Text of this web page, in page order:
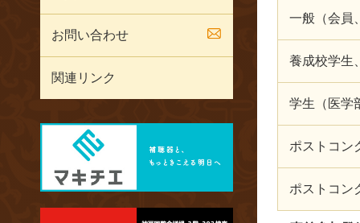
お問い合わせ
関連リンク
一般（会員
養成校学生
学生（医学
ポストコン
ポストコン